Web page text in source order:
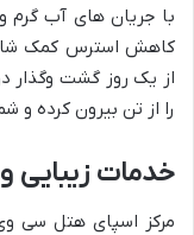
با جریان های آب گرم
کاهش استرس کمک
از یک روز گشت وگذار
را از تن بیرون کرده و
خدمات زیبایی
مرکز اسپای هتل سی